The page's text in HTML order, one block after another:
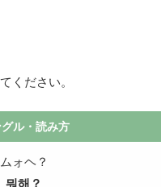
ください。
ル・読み方
ムォヘ？
뭐해？